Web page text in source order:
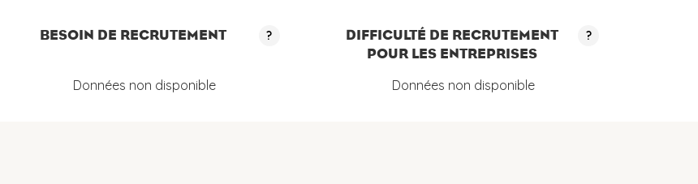
BESOIN DE RECRUTEMENT ?
Données non disponible
DIFFICULTÉ DE RECRUTEMENT
POUR LES ENTREPRISES
?
Données non disponible